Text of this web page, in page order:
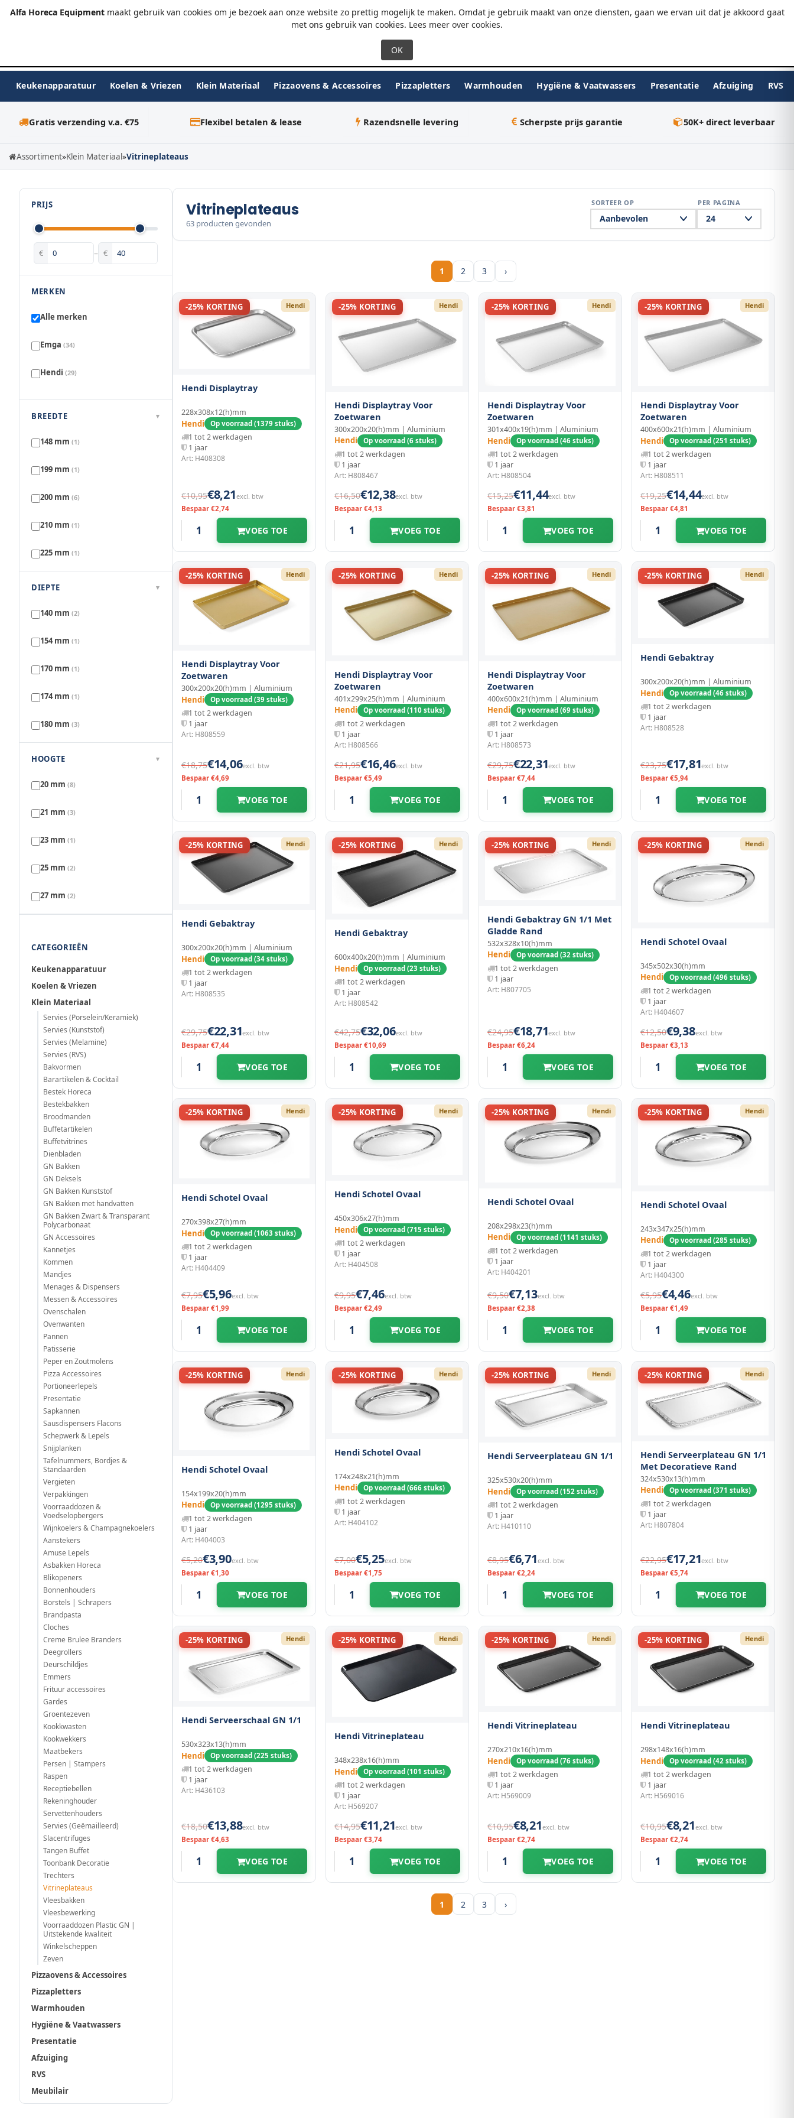
Alfa Horeca Equipmentmaakt gebruik van cookies om je bezoek aan onze website zo prettig mogelijk te maken. Omdat je gebruik maakt van onze diensten, gaan we ervan uit dat je akkoord gaat
met ons gebruik van cookies. Lees meer over cookies.
+31 (0)23-576 9984 info@alfahoreca.nl Ma-Vr 09:00 - 18:00 WhatsApp ★★★★★9.7/10WebwinkelKeur Gratis verzending v.a. €75
Keukenapparatuur Koelen & Vriezen Klein Materiaal Pizzaovens & Accessoires Pizzapletters Warmhouden Hygiëne & Vaatwassers Presentatie Afzuiging RVS
Gratis verzending v.a. €75 Flexibel betalen & lease Razendsnelle levering Scherpste prijs garantie 50K+ direct leverbaar
Assortiment»Klein Materiaal»Vitrineplateaus
PRIJS
€ – €
MERKEN
Alle merken
Emga (34)
Hendi (29)
BREEDTE ▾
148 mm (1)
199 mm (1)
200 mm (6)
210 mm (1)
225 mm (1)
240 mm
248 mm
250 mm
260 mm
272 mm
308 mm(1)
(1)
322 mm(1)
323 mm (1)
328 mm
346 mm(1)
347 mm(1)
350 mm(1)
360 mm(1)
375 mm(1)
398 mm(1)
400 mm(5)
410 mm
445 mm(2)
450 mm
500 mm(1)
502 mm(1)
505 mm(1)
530 mm(7)
560 mm(2)
600 mm(3)
610 mm(1)
800 mm (1)
DIEPTE ▾
140 mm (2)
154 mm (1)
170 mm (1)
174 mm (1)
180 mm (3)
192 mm
202 mm
208 mm
210 mm
220 mm
228 mm
230 mm(1)
242 mm(1)
243 mm(1)
245 mm(2)
260 mm(1)
265 mm(1)
270 mm
290 mm(1)
295 mm(1)
298 mm(1)
300 mm(6)
301 mm(1)
310 mm
315 mm (1)
324 mm
325 mm(7)
335 mm(1)
345 mm
348 mm(1)
350 mm (1)
360 mm (1)
380 mm(1)
400 mm(2)
401 mm
420 mm(2)
450 mm(1)
530 mm(1)
600 mm(1)
HOOGTE ▾
20 mm (8)
21 mm (3)
23 mm (1)
25 mm (2)
27 mm (2)
35 mm(1)
49 mm(1)
CATEGORIEËN
Keukenapparatuur
Koelen & Vriezen
Klein Materiaal
Servies (Porselein/Keramiek)
Servies (Kunststof)
Servies (Melamine)
Servies (RVS)
Bakvormen
Barartikelen & Cocktail
Bestek Horeca
Bestekbakken
Broodmanden
Buffetartikelen
Buffetvitrines
Dienbladen
GN Bakken
GN Deksels
GN Bakken Kunststof
GN Bakken met handvatten
GN Bakken Zwart & Transparant
Polycarbonaat
GN Accessoires
Kannetjes
Kommen
Mandjes
Menages & Dispensers
Messen & Accessoires
Ovenschalen
Ovenwanten
Pannen
Patisserie
Peper en Zoutmolens
Pizza Accessoires
Portioneerlepels
Presentatie
Sapkannen
Sausdispensers Flacons
Schepwerk & Lepels
Snijplanken
Tafelnummers, Bordjes &
Standaarden
Vergieten
Verpakkingen
Voorraaddozen &
Voedselopbergers
Wijnkoelers & Champagnekoelers
Aanstekers
Amuse Lepels
Asbakken Horeca
Blikopeners
Bonnenhouders
Borstels | Schrapers
Brandpasta
Cloches
Creme Brulee Branders
Deegrollers
Deurschildjes
Emmers
Frituur accessoires
Gardes
Groentezeven
Kookkwasten
Kookwekkers
Maatbekers
Persen | Stampers
Raspen
Receptiebellen
Rekeninghouder
Servettenhouders
Servies (Geëmailleerd)
Slacentrifuges
Tangen Buffet
Toonbank Decoratie
Trechters
Vitrineplateaus
Vleesbakken
Vleesbewerking
Voorraaddozen Plastic GN |
Uitstekende kwaliteit
Winkelscheppen
Zeven
Pizzaovens & Accessoires
Pizzapletters
Warmhouden
Hygiëne & Vaatwassers
Presentatie
Afzuiging
RVS
Meubilair
Vitrineplateaus
63 producten gevonden
SORTEER OP PER PAGINA
1 2 3 ›
-25% KORTING Hendi
Hendi Displaytray
228x308x12(h)mm
Hendi Op voorraad (1379 stuks)
1 tot 2 werkdagen
1 jaar
Art: H408308
€10,95€8,21excl. btw
Bespaar €2,74
VOEG TOE
-25% KORTING Hendi
Hendi Displaytray Voor
Zoetwaren
300x200x20(h)mm | Aluminium
Hendi Op voorraad (6 stuks)
1 tot 2 werkdagen
1 jaar
Art: H808467
€16,50€12,38excl. btw
Bespaar €4,13
VOEG TOE
-25% KORTING Hendi
Hendi Displaytray Voor
Zoetwaren
301x400x19(h)mm | Aluminium
Hendi Op voorraad (46 stuks)
1 tot 2 werkdagen
1 jaar
Art: H808504
€15,25€11,44excl. btw
Bespaar €3,81
VOEG TOE
-25% KORTING Hendi
Hendi Displaytray Voor
Zoetwaren
400x600x21(h)mm | Aluminium
Hendi Op voorraad (251 stuks)
1 tot 2 werkdagen
1 jaar
Art: H808511
€19,25€14,44excl. btw
Bespaar €4,81
VOEG TOE
-25% KORTING Hendi
Hendi Displaytray Voor
Zoetwaren
300x200x20(h)mm | Aluminium
Hendi Op voorraad (39 stuks)
1 tot 2 werkdagen
1 jaar
Art: H808559
€18,75€14,06excl. btw
Bespaar €4,69
VOEG TOE
-25% KORTING Hendi
Hendi Displaytray Voor
Zoetwaren
401x299x25(h)mm | Aluminium
Hendi Op voorraad (110 stuks)
1 tot 2 werkdagen
1 jaar
Art: H808566
€21,95€16,46excl. btw
Bespaar €5,49
VOEG TOE
-25% KORTING Hendi
Hendi Displaytray Voor
Zoetwaren
400x600x21(h)mm | Aluminium
Hendi Op voorraad (69 stuks)
1 tot 2 werkdagen
1 jaar
Art: H808573
€29,75€22,31excl. btw
Bespaar €7,44
VOEG TOE
-25% KORTING Hendi
Hendi Gebaktray
300x200x20(h)mm | Aluminium
Hendi Op voorraad (46 stuks)
1 tot 2 werkdagen
1 jaar
Art: H808528
€23,75€17,81excl. btw
Bespaar €5,94
VOEG TOE
-25% KORTING Hendi
Hendi Gebaktray
300x200x20(h)mm | Aluminium
Hendi Op voorraad (34 stuks)
1 tot 2 werkdagen
1 jaar
Art: H808535
€29,75€22,31excl. btw
Bespaar €7,44
VOEG TOE
-25% KORTING Hendi
Hendi Gebaktray
600x400x20(h)mm | Aluminium
Hendi Op voorraad (23 stuks)
1 tot 2 werkdagen
1 jaar
Art: H808542
€42,75€32,06excl. btw
Bespaar €10,69
VOEG TOE
-25% KORTING Hendi
Hendi Gebaktray GN 1/1 Met
Gladde Rand
532x328x10(h)mm
Hendi Op voorraad (32 stuks)
1 tot 2 werkdagen
1 jaar
Art: H807705
€24,95€18,71excl. btw
Bespaar €6,24
VOEG TOE
-25% KORTING Hendi
Hendi Schotel Ovaal
345x502x30(h)mm
Hendi Op voorraad (496 stuks)
1 tot 2 werkdagen
1 jaar
Art: H404607
€12,50€9,38excl. btw
Bespaar €3,13
VOEG TOE
-25% KORTING Hendi
Hendi Schotel Ovaal
270x398x27(h)mm
Hendi Op voorraad (1063 stuks)
1 tot 2 werkdagen
1 jaar
Art: H404409
€7,95€5,96excl. btw
Bespaar €1,99
VOEG TOE
-25% KORTING Hendi
Hendi Schotel Ovaal
450x306x27(h)mm
Hendi Op voorraad (715 stuks)
1 tot 2 werkdagen
1 jaar
Art: H404508
€9,95€7,46excl. btw
Bespaar €2,49
VOEG TOE
-25% KORTING Hendi
Hendi Schotel Ovaal
208x298x23(h)mm
Hendi Op voorraad (1141 stuks)
1 tot 2 werkdagen
1 jaar
Art: H404201
€9,50€7,13excl. btw
Bespaar €2,38
VOEG TOE
-25% KORTING Hendi
Hendi Schotel Ovaal
243x347x25(h)mm
Hendi Op voorraad (285 stuks)
1 tot 2 werkdagen
1 jaar
Art: H404300
€5,95€4,46excl. btw
Bespaar €1,49
VOEG TOE
-25% KORTING Hendi
Hendi Schotel Ovaal
154x199x20(h)mm
Hendi Op voorraad (1295 stuks)
1 tot 2 werkdagen
1 jaar
Art: H404003
€5,20€3,90excl. btw
Bespaar €1,30
VOEG TOE
-25% KORTING Hendi
Hendi Schotel Ovaal
174x248x21(h)mm
Hendi Op voorraad (666 stuks)
1 tot 2 werkdagen
1 jaar
Art: H404102
€7,00€5,25excl. btw
Bespaar €1,75
VOEG TOE
-25% KORTING Hendi
Hendi Serveerplateau GN 1/1
325x530x20(h)mm
Hendi Op voorraad (152 stuks)
1 tot 2 werkdagen
1 jaar
Art: H410110
€8,95€6,71excl. btw
Bespaar €2,24
VOEG TOE
-25% KORTING Hendi
Hendi Serveerplateau GN 1/1
Met Decoratieve Rand
324x530x13(h)mm
Hendi Op voorraad (371 stuks)
1 tot 2 werkdagen
1 jaar
Art: H807804
€22,95€17,21excl. btw
Bespaar €5,74
VOEG TOE
-25% KORTING Hendi
Hendi Serveerschaal GN 1/1
530x323x13(h)mm
Hendi Op voorraad (225 stuks)
1 tot 2 werkdagen
1 jaar
Art: H436103
€18,50€13,88excl. btw
Bespaar €4,63
VOEG TOE
-25% KORTING Hendi
Hendi Vitrineplateau
348x238x16(h)mm
Hendi Op voorraad (101 stuks)
1 tot 2 werkdagen
1 jaar
Art: H569207
€14,95€11,21excl. btw
Bespaar €3,74
VOEG TOE
-25% KORTING Hendi
Hendi Vitrineplateau
270x210x16(h)mm
Hendi Op voorraad (76 stuks)
1 tot 2 werkdagen
1 jaar
Art: H569009
€10,95€8,21excl. btw
Bespaar €2,74
VOEG TOE
-25% KORTING Hendi
Hendi Vitrineplateau
298x148x16(h)mm
Hendi Op voorraad (42 stuks)
1 tot 2 werkdagen
1 jaar
Art: H569016
€10,95€8,21excl. btw
Bespaar €2,74
VOEG TOE
1 2 3 ›